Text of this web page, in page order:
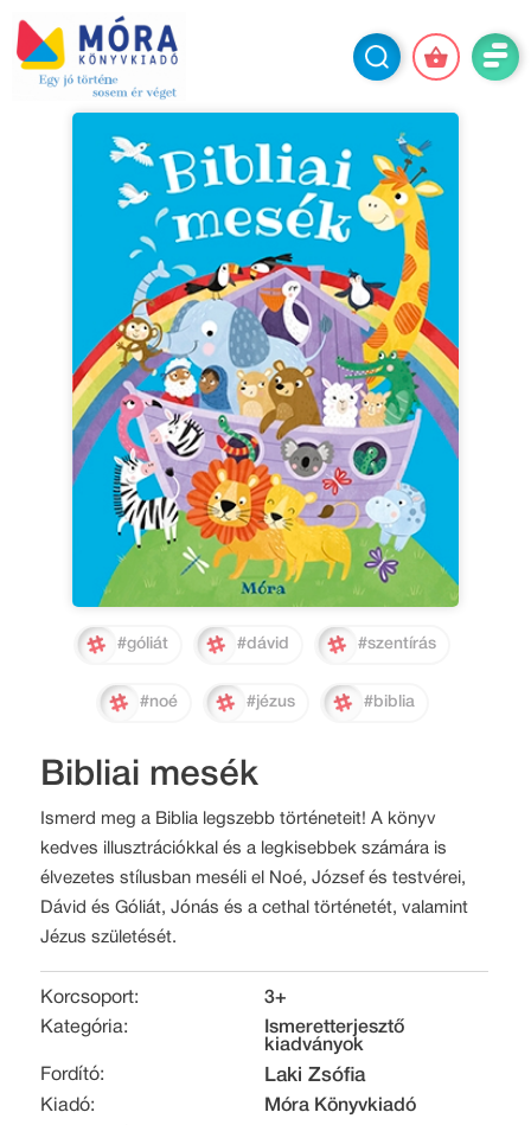
#góliát #dávid #szentírás
#noé #jézus #biblia
Bibliai mesék
Ismerd meg a Biblia legszebb történeteit! A könyv
kedves illusztrációkkal és a legkisebbek számára is
élvezetes stílusban meséli el Noé, József és testvérei,
Dávid és Góliát, Jónás és a cethal történetét, valamint
Jézus születését.
Korcsoport:
3+
Kategória:
Ismeretterjesztő
kiadványok
Fordító:
Laki Zsófia
Kiadó:
Móra Könyvkiadó